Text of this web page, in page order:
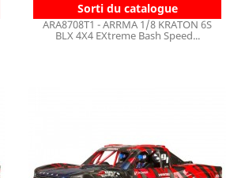
Sorti du catalogue
ARA8708T1 - ARRMA 1/8 KRATON 6S
BLX 4X4 EXtreme Bash Speed...